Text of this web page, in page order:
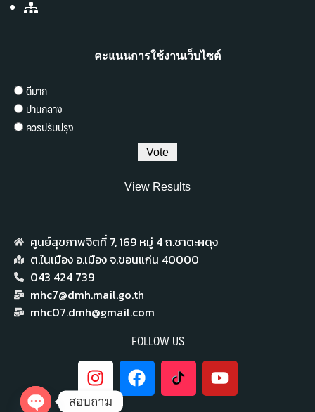
คะแนนการใช้งานเว็บไซต์
ดีมาก
ปานกลาง
ควรปรับปรุง
View Results
ศูนย์สุขภาพจิตที่ 7,​ 169 หมู่ 4 ถ.ชาตะผดุง
ต.ในเมือง อ.เมือง จ.ขอนแก่น 40000
043 424 739
mhc7@dmh.mail.go.th
mhc07.dmh@gmail.com
FOLLOW US
สอบถาม